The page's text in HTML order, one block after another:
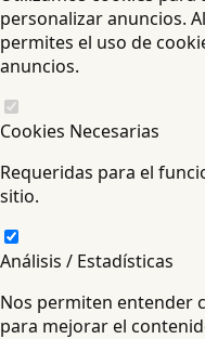
personalizar anuncios.
permites el uso de
anuncios.
Cookies Necesarias
Requeridas para el
sitio.
Análisis / Estadísticas
Nos permiten entender
para mejorar el